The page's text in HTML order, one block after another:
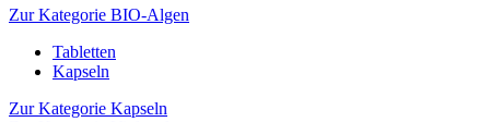
Zur Kategorie BIO-Algen
Tabletten
Kapseln
Zur Kategorie Kapseln